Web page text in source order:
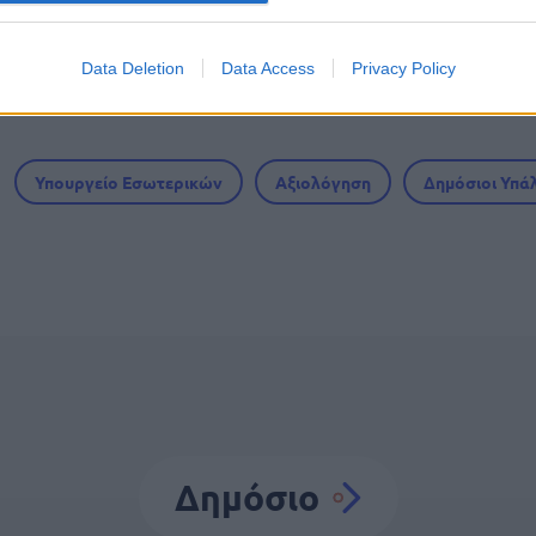
Data Deletion Data Access Privacy Policy
Υπουργείο Εσωτερικών Αξιολόγηση Δημόσιοι
Δημόσιο